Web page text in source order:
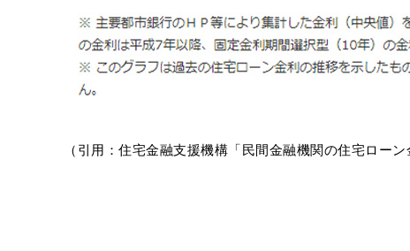
（引用：住宅金融支援機構「民間金融機関の住宅ロー